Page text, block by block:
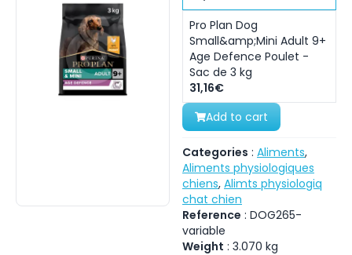
Pro Plan Dog
Small&amp;Mini Adult 9+
Age Defence Poulet -
Sac de 3 kg
31,16€
Add to cart
Categories : Aliments,
Aliments physiologiques
chiens, Alimts physiologiq
chat chien
Reference : DOG265-
variable
Weight : 3.070 kg